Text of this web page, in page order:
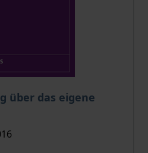
über das eigene
richtet sich nach der